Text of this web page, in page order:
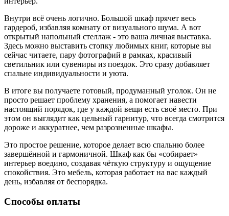
Внутри всё очень логично. Большой шкаф прячет весь
гардероб, избавляя комнату от визуального шума. А вот
открытый напольный стеллаж - это ваша личная выставка.
Здесь можно выставить стопку любимых книг, которые вы
сейчас читаете, пару фотографий в рамках, красивый
светильник или сувениры из поездок. Это сразу добавляет
спальне индивидуальности и уюта.
В итоге вы получаете готовый, продуманный уголок. Он не
просто решает проблему хранения, а помогает навести
настоящий порядок, где у каждой вещи есть своё место. При
этом он выглядит как цельный гарнитур, что всегда смотрится
дороже и аккуратнее, чем разрозненные шкафы.
Это простое решение, которое делает всю спальню более
завершённой и гармоничной. Шкаф как бы «собирает»
интерьер воедино, создавая чёткую структуру и ощущение
спокойствия. Это мебель, которая работает на вас каждый
день, избавляя от беспорядка.
Способы оплаты